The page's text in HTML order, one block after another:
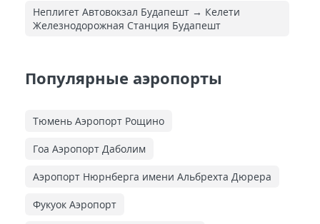
Неплигет Автовокзал Будапешт → Келети
Железнодорожная Cтанция Будапешт
Популярные аэропорты
Тюмень Аэропорт Рощино
Гоа Аэропорт Даболим
Аэропорт Нюрнберга имени Альбрехта Дюрера
Фукуок Аэропорт